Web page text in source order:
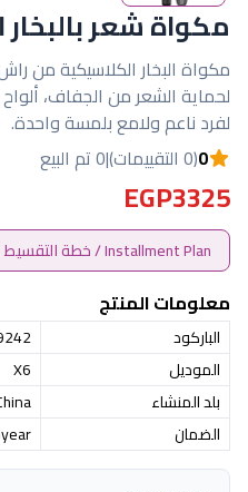
مكواة شعر
مكواة البخار الكلاسيكية من
لحماية الشعر من الجفاف، ألواح
لفرد ناعم ولامع بلمسة واحدة.
0(0 التقييمات) |0 تم البيع
EGP3325
Installment Plan / خطة التقسيط
معلومات المنتج
الباركود
الموديل
X6
بلد المنشاء
الضمان